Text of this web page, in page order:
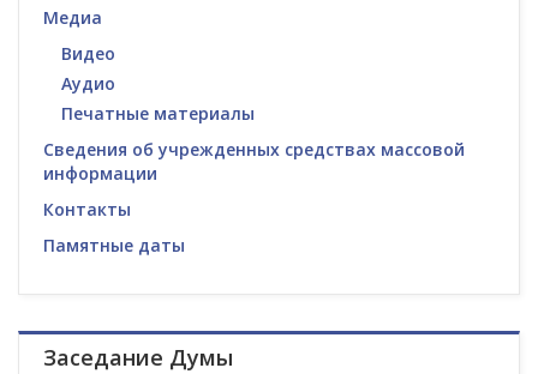
Медиа
Видео
Аудио
Печатные материалы
Сведения об учрежденных средствах массовой
информации
Контакты
Памятные даты
Заседание Думы